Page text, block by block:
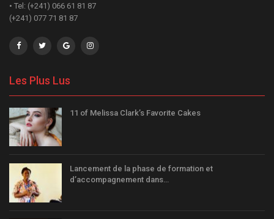
• Tel: (+241) 066 61 81 87
(+241) 077 71 81 87
Les Plus Lus
11 of Melissa Clark’s Favorite Cakes
Lancement de la phase de formation et
d’accompagnement dans…